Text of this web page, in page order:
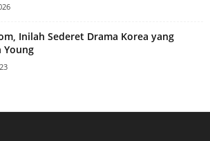
Inilah Sederet Drama Korea yang
Young